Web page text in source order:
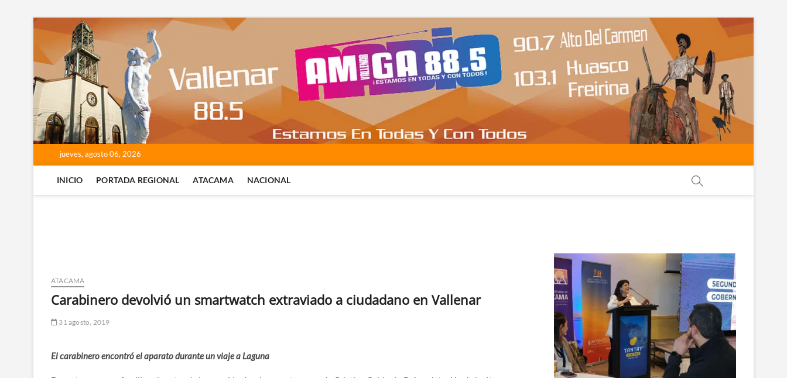
contenido
jueves, agosto 06, 2026
INICIO PORTADA REGIONAL ATACAMA NACIONAL
ATACAMA
Carabinero devolvió un smartwatch extraviado a ciudadano en Vallenar
31 agosto, 2019
El carabinero encontró el aparato durante un viaje a Laguna